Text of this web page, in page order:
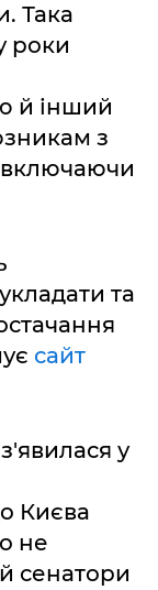
Така
роки
й інший
з
включаючи
та
сайт
у
Києва
не
сенатори